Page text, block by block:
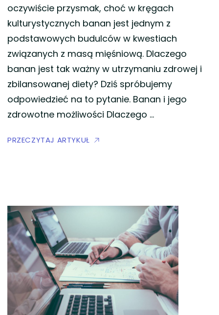
oczywiście przysmak, choć w kręgach
kulturystycznych banan jest jednym z
podstawowych budulców w kwestiach
związanych z masą mięśniową. Dlaczego
banan jest tak ważny w utrzymaniu zdrowej i
zbilansowanej diety? Dziś spróbujemy
odpowiedzieć na to pytanie. Banan i jego
zdrowotne możliwości Dlaczego …
PRZECZYTAJ ARTYKUŁ